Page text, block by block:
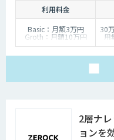
利用料金
Basic：月額3万円
Groth：月額10万円
Enterprise：月額20万
30
用
2層ナ
ョンを